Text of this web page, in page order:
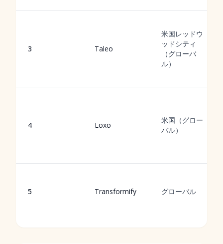
3 Taleo
米国レッドウ
ッドシティ
（グローバ
ル）
4 Loxo
米国（グロー
バル）
5 Transformify グローバル